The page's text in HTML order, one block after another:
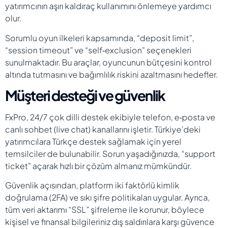
yatırımcının aşırı kaldıraç kullanımını önlemeye yardımcı
olur.
Sorumlu oyun ilkeleri kapsamında, “deposit limit”,
“session timeout” ve “self‑exclusion” seçenekleri
sunulmaktadır. Bu araçlar, oyuncunun bütçesini kontrol
altında tutmasını ve bağımlılık riskini azaltmasını hedefler.
Müşteri desteği ve güvenlik
FxPro, 24/7 çok dilli destek ekibiyle telefon, e‑posta ve
canlı sohbet (live chat) kanallarını işletir. Türkiye’deki
yatırımcılara Türkçe destek sağlamak için yerel
temsilciler de bulunabilir. Sorun yaşadığınızda, “support
ticket” açarak hızlı bir çözüm almanız mümkündür.
Güvenlik açısından, platform iki faktörlü kimlik
doğrulama (2FA) ve sıkı şifre politikaları uygular. Ayrıca,
tüm veri aktarımı “SSL” şifreleme ile korunur, böylece
kişisel ve finansal bilgileriniz dış saldırılara karşı güvence